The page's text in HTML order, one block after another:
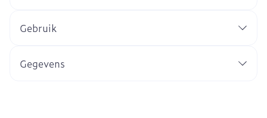
Gebruik
Gegevens